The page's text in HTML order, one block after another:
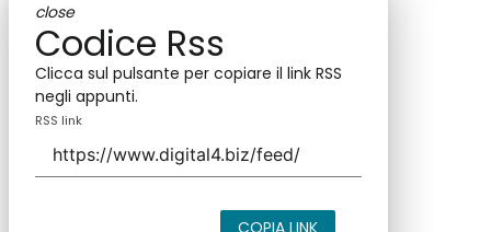
close
Codice Rss
Clicca sul pulsante per copiare il link RSS
negli appunti.
RSS link